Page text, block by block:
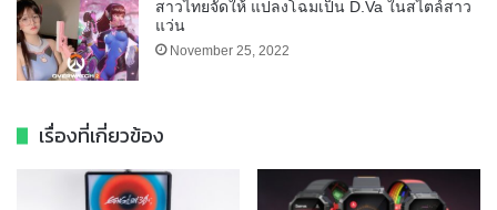
สาวไทยจัดให้ แปลงโฉมเป็น D.Va ในสไตล์สาว
แว่น
November 25, 2022
เรื่องที่เกี่ยวข้อง